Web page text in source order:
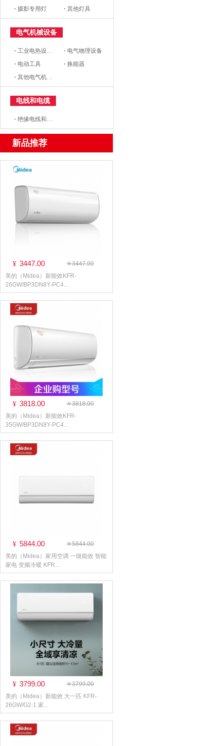
·摄影专用灯 ·其他灯具
电气机械设备
·工业电热设备(电炉) · 电气物理设备
· 电动工具 ·换能器
·其他电气机械设备
电线和电缆
·绝缘电线和电缆
新品推荐
¥ 3447.00
￥3447.00
美的（Midea）新能效KFR-
26GW/BP3DN8Y-PC4...
¥ 3818.00
￥3818.00
美的（Midea）新能效KFR-
35GW/BP3DN8Y-PC4...
¥ 5844.00
￥5844.00
美的（Midea）家用空调 一级能效 智能
家电 变频冷暖 KFR...
¥ 3799.00
￥3799.00
美的（Midea）新能效 大一匹 KFR-
26GW/G2-1 家...